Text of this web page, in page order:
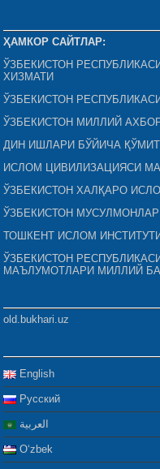
ҲАМКОР САЙТЛАР:
ЎЗБЕКИСТОН
ХИЗМАТИ
ЎЗБЕКИСТОН
ЎЗБЕКИСТОН МИЛЛИЙ
ДИН ИШЛАРИ БЎЙИЧА
ИСЛОМ ЦИВИЛИЗАЦИЯСИ
ЎЗБЕКИСТОН ХАЛҚАРО
ЎЗБЕКИСТОН
ТОШКЕНТ ИСЛОМ
ЎЗБЕКИСТОН
МАЪЛУМОТЛАРИ МИЛЛИЙ
old.bukhari.uz
English
Русский
العربية
Oʻzbek